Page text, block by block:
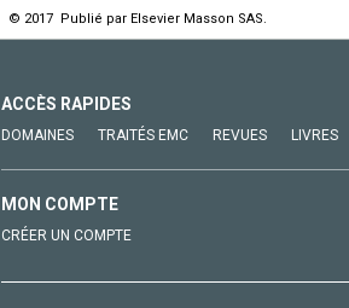
© 2017 Publié par Elsevier Masson SAS.
ACCÈS RAPIDES
DOMAINES TRAITÉS EMC REVUES LIVRES
MON COMPTE
CRÉER UN COMPTE